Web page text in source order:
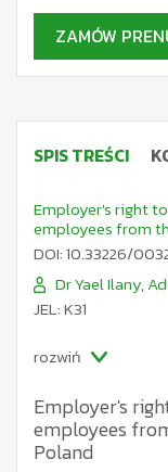
ZAMÓW
SPIS TREŚCI
Employer's right
employees from
DOI: 10.33226/
Dr Yael Ilany,
JEL: K31
rozwiń
Employer's
employees
Poland